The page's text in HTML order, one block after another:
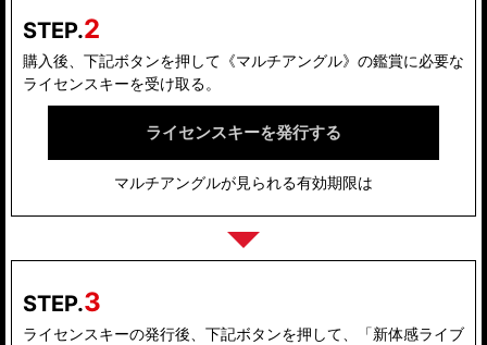
STEP.2
購入後、下記ボタンを押して《マルチアングル》の鑑賞に必要な
ライセンスキーを受け取る。
ライセンスキーを発行する
マルチアングルが見られる有効期限は
STEP.3
ライセンスキーの発行後、下記ボタンを押して、「新体感ライブ